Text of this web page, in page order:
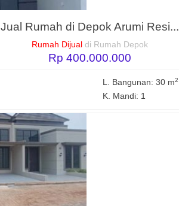
Jual Rumah di Depok Arumi Resi...
Rumah Dijual di Rumah Depok
Rp 400.000.000
L. Bangunan: 30 m2
K. Mandi: 1